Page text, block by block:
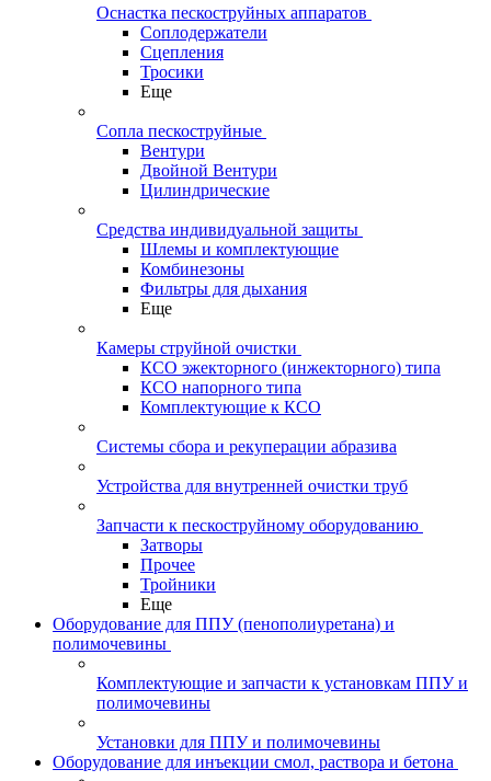
Оснастка пескоструйных аппаратов
Соплодержатели
Сцепления
Тросики
Еще
Сопла пескоструйные
Вентури
Двойной Вентури
Цилиндрические
Средства индивидуальной защиты
Шлемы и комплектующие
Комбинезоны
Фильтры для дыхания
Еще
Камеры струйной очистки
КСО эжекторного (инжекторного) типа
КСО напорного типа
Комплектующие к КСО
Системы сбора и рекуперации абразива
Устройства для внутренней очистки труб
Запчасти к пескоструйному оборудованию
Затворы
Прочее
Тройники
Еще
Оборудование для ППУ (пенополиуретана) и
полимочевины
Комплектующие и запчасти к установкам ППУ и
полимочевины
Установки для ППУ и полимочевины
Оборудование для инъекции смол, раствора и бетона